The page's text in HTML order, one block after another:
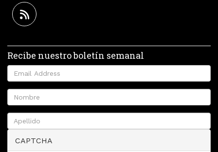
Recibe nuestro boletín semanal
CAPTCHA